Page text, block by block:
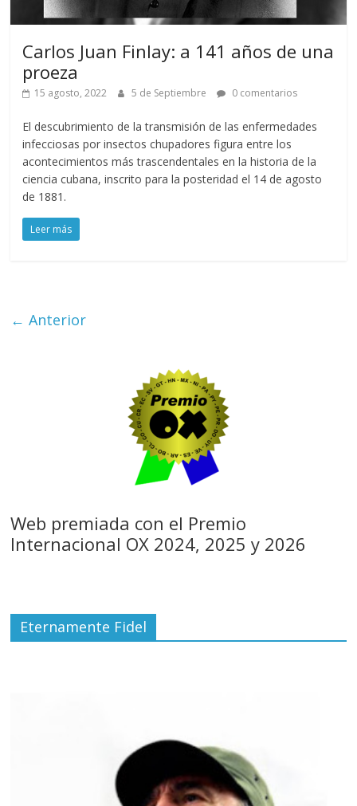
Carlos Juan Finlay: a 141 años de una
proeza
15 agosto, 2022 5 de Septiembre 0 comentarios
El descubrimiento de la transmisión de las enfermedades
infecciosas por insectos chupadores figura entre los
acontecimientos más trascendentales en la historia de la
ciencia cubana, inscrito para la posteridad el 14 de agosto
de 1881.
Leer más
← Anterior
Web premiada con el Premio
Internacional OX 2024, 2025 y 2026
Eternamente Fidel